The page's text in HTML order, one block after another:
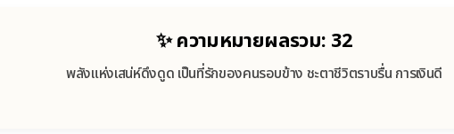
✨ ความหมายผลรวม: 32
พลังแห่งเสน่ห์ดึงดูด เป็นที่รักของคนรอบข้าง ชะตาชีวิตราบรื่น การเงินดี